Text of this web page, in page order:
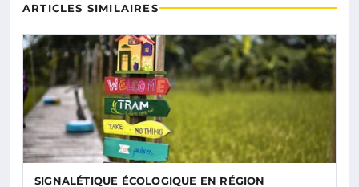
ARTICLES SIMILAIRES
SIGNALÉTIQUE ÉCOLOGIQUE EN RÉGION